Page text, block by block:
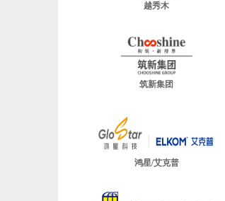
越秀木
筑新集团
鸿星/艾克普